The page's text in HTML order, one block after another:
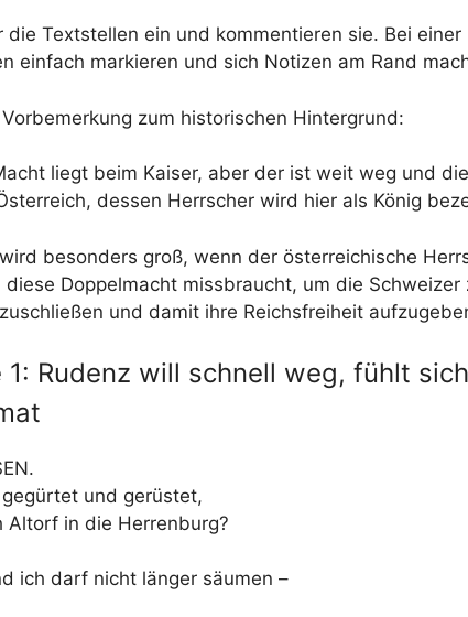
die Textstellen ein und kommentieren sie. Bei
einfach markieren und sich Notizen am Rand
zum historischen Hintergrund:
liegt beim Kaiser, aber der ist weit weg und
dessen Herrscher wird hier als König
besonders groß, wenn der österreichische
diese Doppelmacht missbraucht, um die Schweizer
und damit ihre Reichsfreiheit
1: Rudenz will schnell weg, fühlt
und gerüstet,
Altorf in die Herrenburg?
ich darf nicht länger säumen –